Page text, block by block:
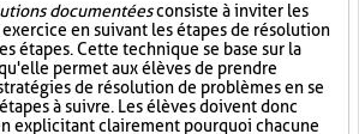
documentéesconsiste à inviter les
en suivant les étapes de résolution
étapes. Cette technique se base sur la
permet aux élèves de prendre
de résolution de problèmes en se
à suivre. Les élèves doivent donc
explicitant clairement pourquoi chacune